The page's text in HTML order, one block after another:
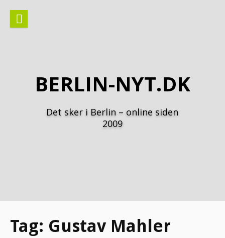
indhold
BERLIN-NYT.DK
Det sker i Berlin – online siden
2009
Tag: Gustav Mahler